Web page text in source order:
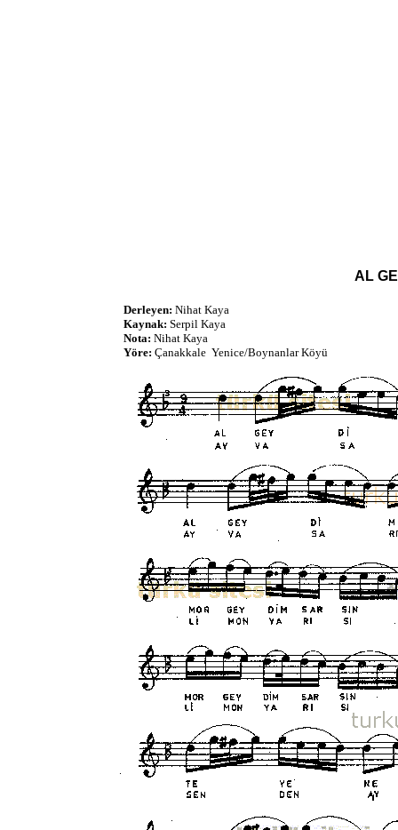
AL
Derleyen: Nihat Kaya
Kaynak: Serpil Kaya
Nota: Nihat Kaya
Yöre: Çanakkale Yenice/Boynanlar Köyü